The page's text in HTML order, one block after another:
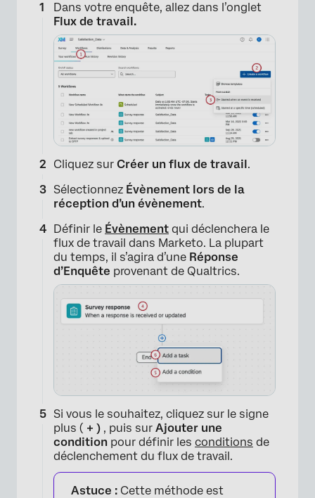
Dans votre enquête, allez dans l’onglet
Flux de travail.
Cliquez sur Créer un flux de travail.
Sélectionnez Évènement lors de la
réception d’un évènement.
Définir le Évènement qui déclenchera le
flux de travail dans Marketo. La plupart
du temps, il s’agira d’une Réponse
d’Enquête provenant de Qualtrics.
Si vous le souhaitez, cliquez sur le signe
plus ( + ) , puis sur Ajouter une
condition pour définir les conditions de
déclenchement du flux de travail.
Astuce : Cette méthode est